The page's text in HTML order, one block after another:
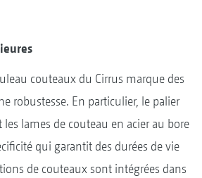
couteaux du Cirrus marque des
robustesse. En particulier, le palier
lames de couteau en acier au bore
qui garantit des durées de vie
de couteaux sont intégrées dans